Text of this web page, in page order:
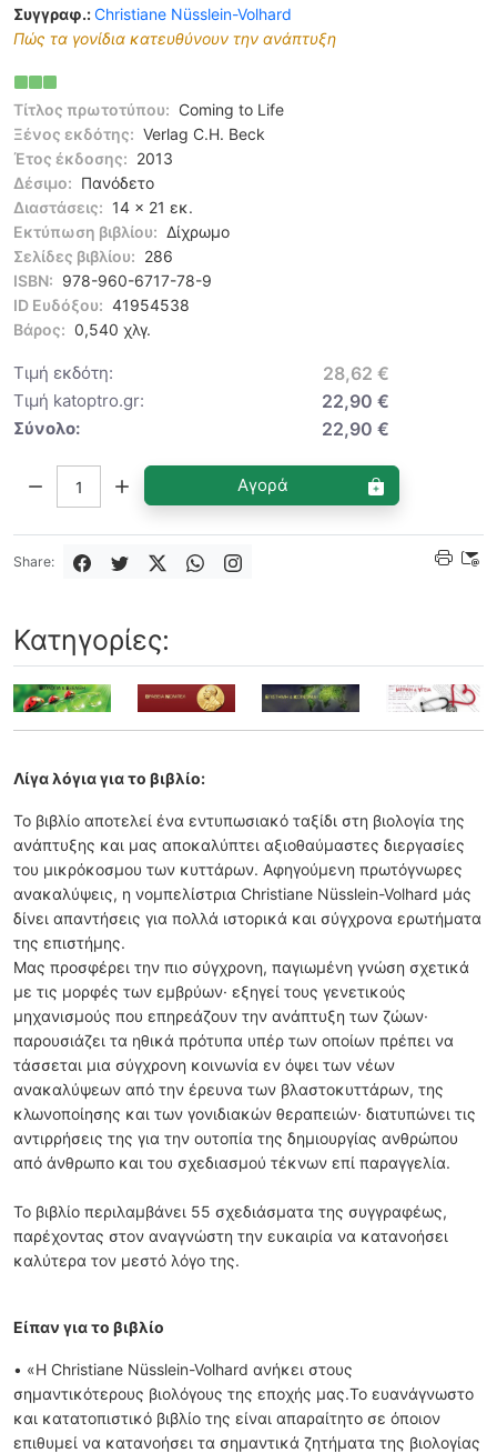
Συγγραφ.:Christiane Nüsslein-Volhard
Πώς τα γονίδια κατευθύνουν την ανάπτυξη
Τίτλος πρωτοτύπου: Coming to Life
Ξένος εκδότης: Verlag C.H. Beck
Έτος έκδοσης: 2013
Δέσιμο: Πανόδετο
Διαστάσεις: 14 x 21 εκ.
Εκτύπωση βιβλίου: Δίχρωμο
Σελίδες βιβλίου: 286
ISBN: 978-960-6717-78-9
ID Ευδόξου: 41954538
Βάρος: 0,540 χλγ.
Τιμή εκδότη: 28,62 €
Τιμή katoptro.gr: 22,90 €
Σύνολο: 22,90 €
Αγορά
Share:
Κατηγορίες:
Λίγα λόγια για το βιβλίο:
Το βιβλίο αποτελεί ένα εντυπωσιακό ταξίδι στη βιολογία της
ανάπτυξης και μας αποκαλύπτει αξιοθαύμαστες διεργασίες
του μικρόκοσμου των κυττάρων. Αφηγούμενη πρωτόγνωρες
ανακαλύψεις, η νομπελίστρια Christiane Nüsslein-Volhard μάς
δίνει απαντήσεις για πολλά ιστορικά και σύγχρονα ερωτήματα
της επιστήμης.
Μας προσφέρει την πιο σύγχρονη, παγιωμένη γνώση σχετικά
με τις μορφές των εμβρύων· εξηγεί τους γενετικούς
μηχανισμούς που επηρεάζουν την ανάπτυξη των ζώων·
παρουσιάζει τα ηθικά πρότυπα υπέρ των οποίων πρέπει να
τάσσεται μια σύγχρονη κοινωνία εν όψει των νέων
ανακαλύψεων από την έρευνα των βλαστοκυττάρων, της
κλωνοποίησης και των γονιδιακών θεραπειών· διατυπώνει τις
αντιρρήσεις της για την ουτοπία της δημιουργίας ανθρώπου
από άνθρωπο και του σχεδιασμού τέκνων επί παραγγελία.
Το βιβλίο περιλαμβάνει 55 σχεδιάσματα της συγγραφέως,
παρέχοντας στον αναγνώστη την ευκαιρία να κατανοήσει
καλύτερα τον μεστό λόγο της.
Είπαν για το βιβλίο
• «Η Christiane Nüsslein-Volhard ανήκει στους
σημαντικότερους βιολόγους της εποχής μας.Το ευανάγνωστο
και κατατοπιστικό βιβλίο της είναι απαραίτητο σε όποιον
επιθυμεί να κατανοήσει τα σημαντικά ζητήματα της βιολογίας